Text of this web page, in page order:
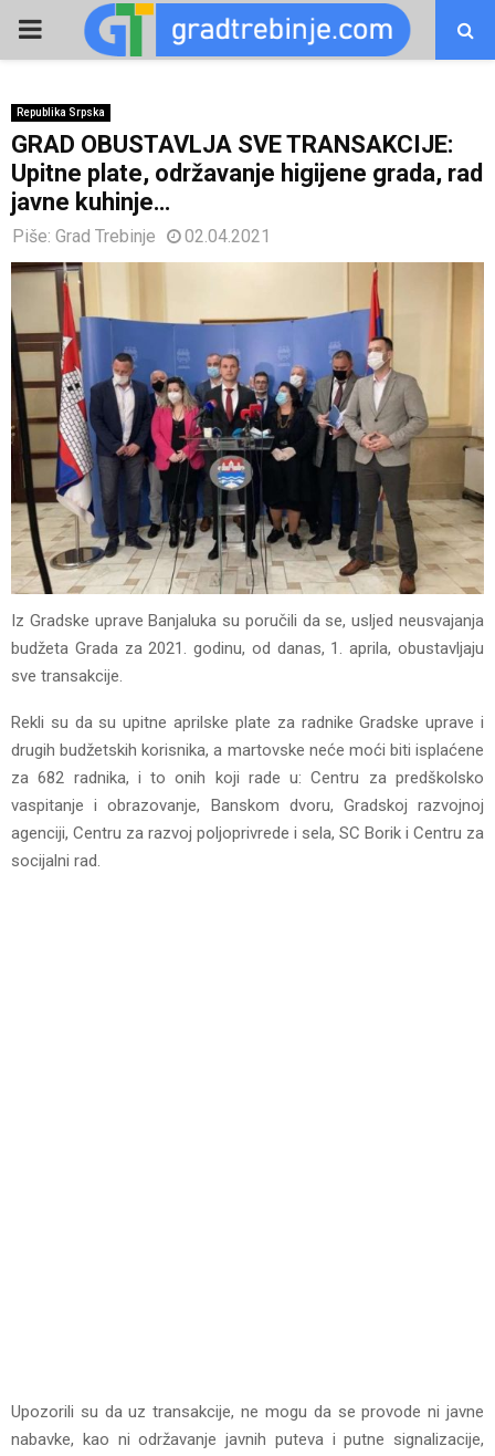
PRIMARY
Republika Srpska
GRAD OBUSTAVLJA SVE TRANSAKCIJE:
Upitne plate, održavanje higijene grada, rad
javne kuhinje…
Piše: Grad Trebinje 02.04.2021
Iz Gradske uprave Banjaluka su poručili da se, usljed neusvajanja
budžeta Grada za 2021. godinu, od danas, 1. aprila, obustavljaju
sve transakcije.
Rekli su da su upitne aprilske plate za radnike Gradske uprave i
drugih budžetskih korisnika, a martovske neće moći biti isplaćene
za 682 radnika, i to onih koji rade u: Centru za predškolsko
vaspitanje i obrazovanje, Banskom dvoru, Gradskoj razvojnoj
agenciji, Centru za razvoj poljoprivrede i sela, SC Borik i Centru za
socijalni rad.
Upozorili su da uz transakcije, ne mogu da se provode ni javne
nabavke, kao ni održavanje javnih puteva i putne signalizacije,